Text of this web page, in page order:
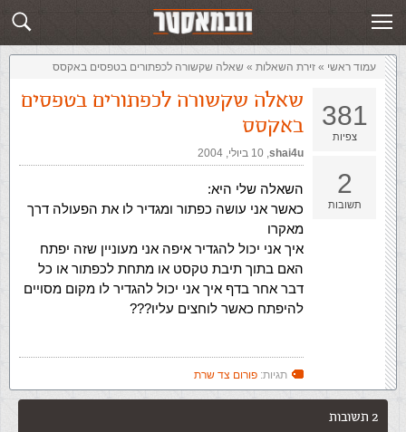
שלח תשובה זירת השאלות
עמוד ראשי » ‏זירת השאלות‏ » שאלה שקשורה לכפתורים בטפסים באקסס
381
צפיות
2
תשובות
שאלה שקשורה לכפתורים בטפסים
באקסס
shai4u
,‏ 10 ביולי, 2004
השאלה שלי היא:
כאשר אני עושה כפתור ומגדיר לו את הפעולה דרך
מאקרו
איך אני יכול להגדיר איפה אני מעוניין שזה יפתח
האם בתוך תיבת טקסט או מתחת לכפתור או כל
דבר אחר בדף איך אני יכול להגדיר לו מקום מסויים
להיפתח כאשר לוחצים עליו???
תגיות: פורום צד שרת
2 תשובות